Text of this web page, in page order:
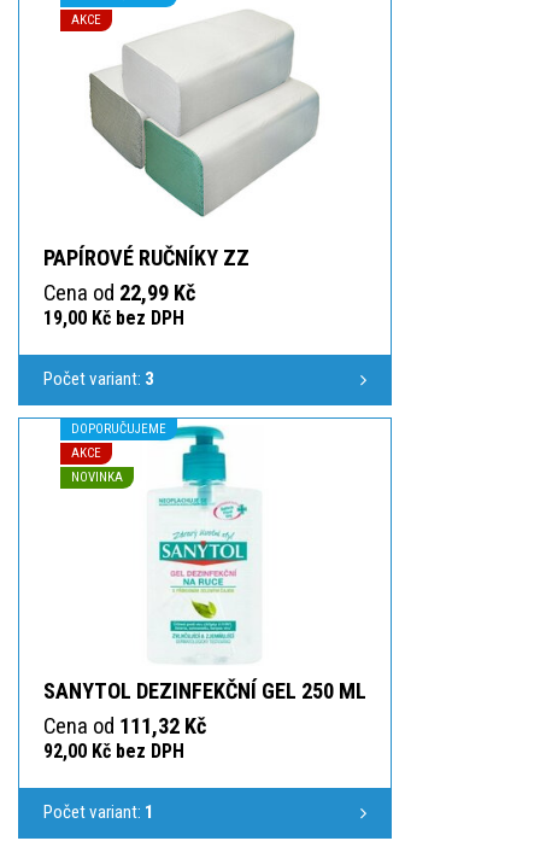
AKCE
PAPÍROVÉ RUČNÍKY ZZ
Cena od 22,99 Kč
19,00 Kč bez DPH
Počet variant: 3
DOPORUČUJEME
AKCE
NOVINKA
SANYTOL DEZINFEKČNÍ GEL 250 ML
Cena od 111,32 Kč
92,00 Kč bez DPH
Počet variant: 1